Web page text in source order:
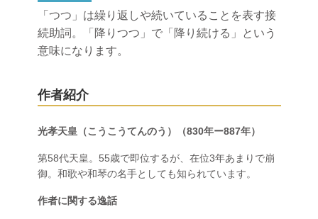
「つつ」は繰り返しや続いていることを表す接
続助詞。「降りつつ」で「降り続ける」という
意味になります。
作者紹介
光孝天皇（こうこうてんのう）（830年ー887年）
第58代天皇。55歳で即位するが、在位3年あまりで崩
御。和歌や和琴の名手としても知られています。
作者に関する逸話